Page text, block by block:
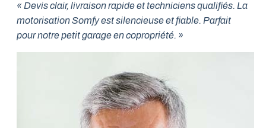
« Devis clair, livraison rapide et techniciens qualifiés. La
motorisation Somfy est silencieuse et fiable. Parfait
pour notre petit garage en copropriété. »